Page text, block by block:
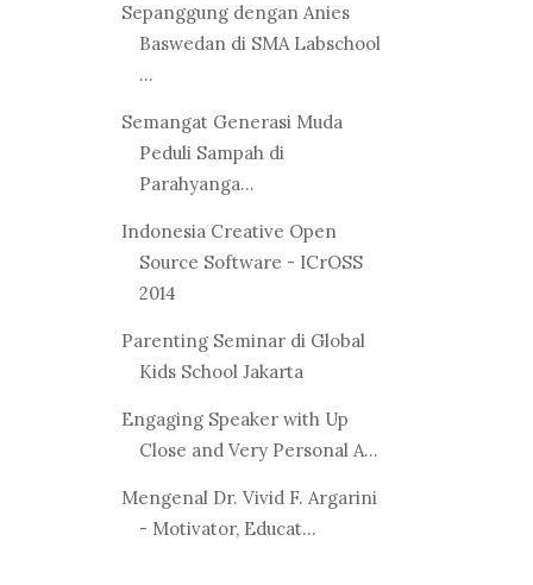
Sepanggung dengan Anies
Baswedan di SMA Labschool
...
Semangat Generasi Muda
Peduli Sampah di
Parahyanga...
Indonesia Creative Open
Source Software - ICrOSS
2014
Parenting Seminar di Global
Kids School Jakarta
Engaging Speaker with Up
Close and Very Personal A...
Mengenal Dr. Vivid F. Argarini
- Motivator, Educat...